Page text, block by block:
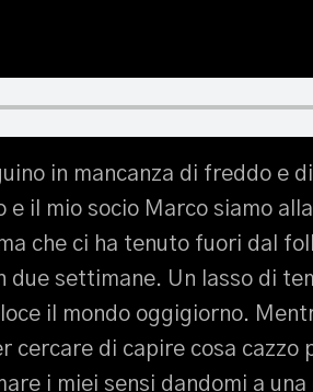
in mancanza di freddo e
il mio socio Marco siamo
che ci ha tenuto fuori dal
due settimane. Un lasso di
il mondo oggigiorno.
cercare di capire cosa cazzo
i miei sensi dandomi a una